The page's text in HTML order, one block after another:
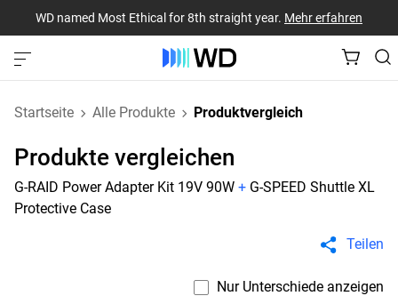
WD named Most Ethical for 8th straight year. Mehr erfahren
Startseite Alle Produkte Produktvergleich
Produkte vergleichen
G-RAID Power Adapter Kit 19V 90W + G-SPEED Shuttle XL
Protective Case
Teilen
Nur Unterschiede anzeigen